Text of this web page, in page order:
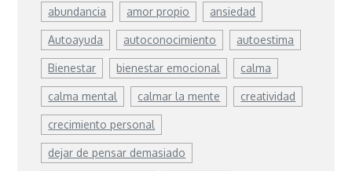
abundancia amor propio ansiedad
Autoayuda autoconocimiento autoestima
Bienestar bienestar emocional calma
calma mental calmar la mente creatividad
crecimiento personal
dejar de pensar demasiado